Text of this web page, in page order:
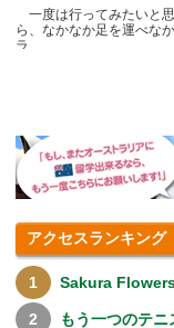
一度は行ってみたいと
ら、なかなか足を運べな
ラ.....
アクセスランキング
Sakura
もう一つのテ